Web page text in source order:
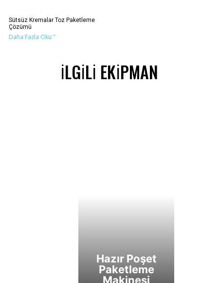
Sütsüz Kremalar Toz Paketleme
Çözümü
Daha Fazla Oku "
İLGİLİ EKİPMAN
Hazır Poşet
Paketleme
Makinesi